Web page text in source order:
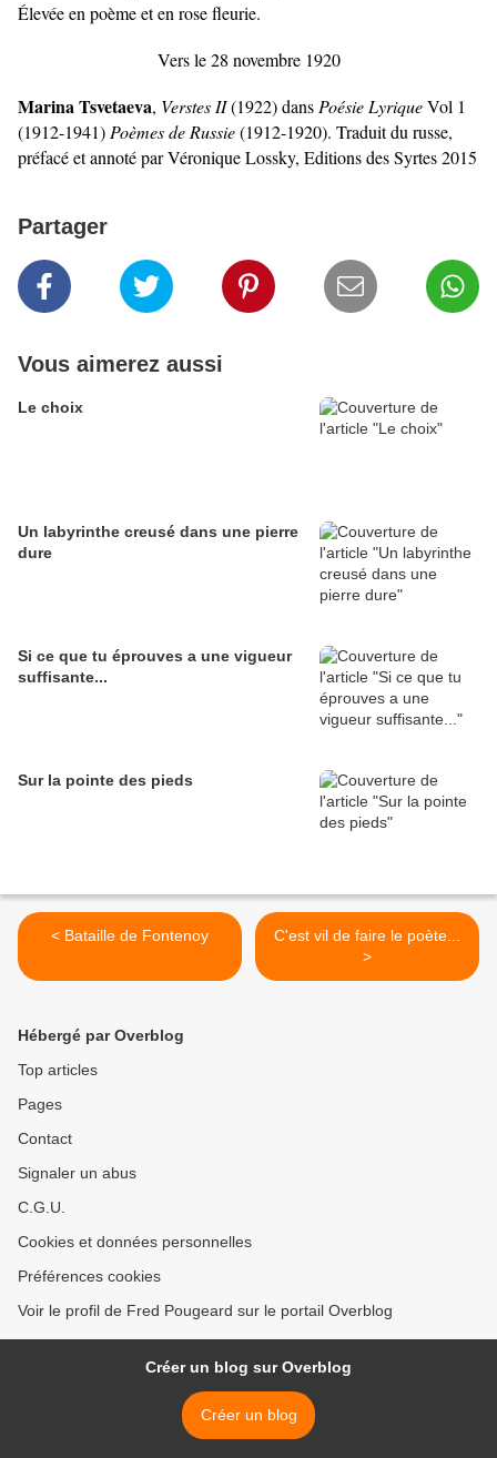
Élevée en poème et en rose fleurie.
Vers le 28 novembre 1920
Marina Tsvetaeva, Verstes II(1922) dans Poésie LyriqueVol 1
(1912-1941) Poèmes de Russie(1912-1920). Traduit du russe,
préfacé et annoté par Véronique Lossky, Editions des Syrtes 2015
Partager
Vous aimerez aussi
Le choix
Un labyrinthe creusé dans une pierre
dure
Si ce que tu éprouves a une vigueur
suffisante...
Sur la pointe des pieds
< Bataille de Fontenoy
C'est vil de faire le poète...
>
Hébergé par Overblog
Top articles
Pages
Contact
Signaler un abus
C.G.U.
Cookies et données personnelles
Préférences cookies
Voir le profil de Fred Pougeard sur le portail Overblog
Créer un blog sur Overblog
Créer un blog